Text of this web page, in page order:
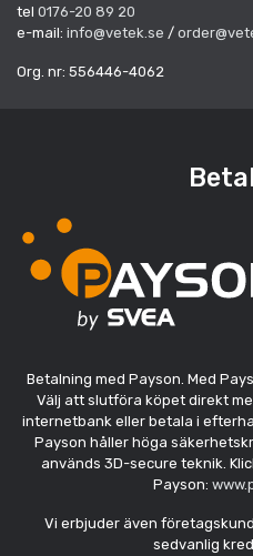
tel 0176-20 89 20
e-mail: info@vetek.se /
Org. nr: 556446-4062
Betalning med Payson. Med
Välj att slutföra köpet direkt
internetbank eller betala i
Payson håller höga
används 3D-secure teknik.
Payson:
Vi erbjuder även
sedvanlig